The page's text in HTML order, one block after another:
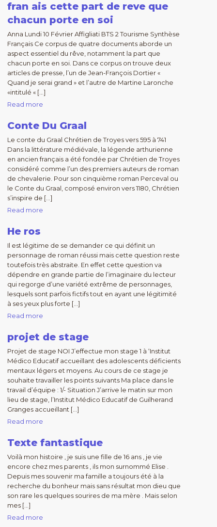
fran ais cette part de reve que
chacun porte en soi
Anna Lundi 10 Février Affigliati BTS 2 Tourisme Synthèse
Français Ce corpus de quatre documents aborde un
aspect essentiel du rêve, notamment la part que
chacun porte en soi. Dans ce corpus on trouve deux
articles de presse, l’un de Jean-François Dortier «
Quand je serai grand » et l’autre de Martine Laronche
«intitulé « […]
Read more
Conte Du Graal
Le conte du Graal Chrétien de Troyes vers 595 à 741
Dans la littérature médiévale, la légende arthurienne
en ancien français a été fondée par Chrétien de Troyes
considéré comme l’un des premiers auteurs de roman
de chevalerie. Pour son cinquième roman Perceval ou
le Conte du Graal, composé environ vers 1180, Chrétien
s’inspire de […]
Read more
He ros
Il est légitime de se demander ce qui définit un
personnage de roman réussi mais cette question reste
toutefois très abstraite. En effet cette question va
dépendre en grande partie de l’imaginaire du lecteur
qui regorge d’une variété extrême de personnages,
lesquels sont parfois fictifs tout en ayant une légitimité
à ses yeux plus forte […]
Read more
projet de stage
Projet de stage NOI J’effectue mon stage 1 à ‘Institut
Médico Educatif accueillant des adolescents déficients
mentaux légers et moyens. Au cours de ce stage je
souhaite travailler les points suivants Ma place dans le
travail d’équipe : 1/- Situation J’arrive le matin sur mon
lieu de stage, l’Institut Médico Educatif de Guilherand
Granges accueillant […]
Read more
Texte fantastique
Voilà mon histoire , je suis une fille de 16 ans , je vie
encore chez mes parents , ils mon surnommé Elise .
Depuis mes souvenir ma famille a toujours été à la
recherche du bonheur mais sans résultat mon dieu que
son rare les quelques sourires de ma mère . Mais selon
mes […]
Read more